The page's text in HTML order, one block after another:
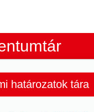
határozatok tára